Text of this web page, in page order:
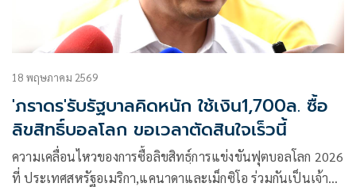
18 พฤษภาคม 2569
'ภราดร'รับรัฐบาลคิดหนัก ใช้เงิน1,700ล. ซื้อ
ลิขสิทธิ์บอลโลก ขอเวลาตัดสินใจเร็วนี้
ความเคลื่อนไหวของการซื้อลิขสิทธฺ์การแข่งขันฟุตบอลโลก 2026
ที่ ประเทศสหรัฐอเมริกา,แคนาดาและเม็กซิโอ ร่วมกันเป็นเจ้า